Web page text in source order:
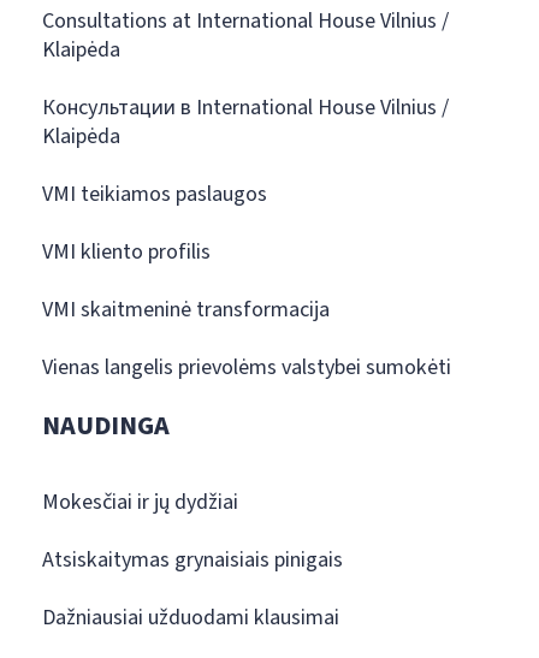
Consultations at International House Vilnius /
Klaipėda
Консультации в International House Vilnius /
Klaipėda
VMI teikiamos paslaugos
VMI kliento profilis
VMI skaitmeninė transformacija
Vienas langelis prievolėms valstybei sumokėti
NAUDINGA
Mokesčiai ir jų dydžiai
Atsiskaitymas grynaisiais pinigais
Dažniausiai užduodami klausimai